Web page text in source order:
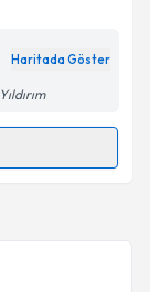
Aydınlatma
Haritada Göster